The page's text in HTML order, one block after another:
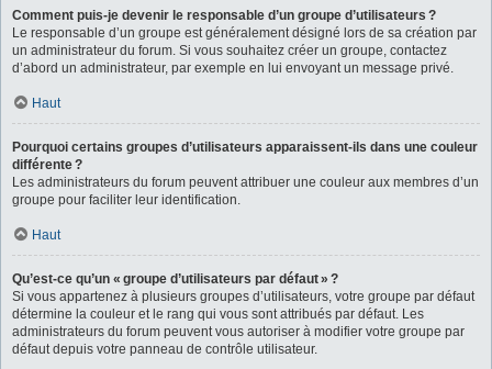
Comment puis-je devenir le responsable d’un groupe d’utilisateurs ?
Le responsable d’un groupe est généralement désigné lors de sa création par
un administrateur du forum. Si vous souhaitez créer un groupe, contactez
d’abord un administrateur, par exemple en lui envoyant un message privé.
Haut
Pourquoi certains groupes d’utilisateurs apparaissent-ils dans une couleur
différente ?
Les administrateurs du forum peuvent attribuer une couleur aux membres d’un
groupe pour faciliter leur identification.
Haut
Qu’est-ce qu’un « groupe d’utilisateurs par défaut » ?
Si vous appartenez à plusieurs groupes d’utilisateurs, votre groupe par défaut
détermine la couleur et le rang qui vous sont attribués par défaut. Les
administrateurs du forum peuvent vous autoriser à modifier votre groupe par
défaut depuis votre panneau de contrôle utilisateur.